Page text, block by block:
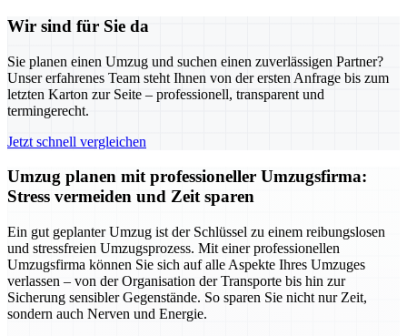
Wir sind für Sie da
Sie planen einen Umzug und suchen einen zuverlässigen Partner?
Unser erfahrenes Team steht Ihnen von der ersten Anfrage bis zum
letzten Karton zur Seite – professionell, transparent und
termingerecht.
Jetzt schnell vergleichen
Umzug planen mit professioneller Umzugsfirma:
Stress vermeiden und Zeit sparen
Ein gut geplanter Umzug ist der Schlüssel zu einem reibungslosen
und stressfreien Umzugsprozess. Mit einer professionellen
Umzugsfirma können Sie sich auf alle Aspekte Ihres Umzuges
verlassen – von der Organisation der Transporte bis hin zur
Sicherung sensibler Gegenstände. So sparen Sie nicht nur Zeit,
sondern auch Nerven und Energie.